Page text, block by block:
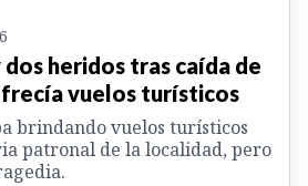
heridos tras caída de
vuelos turísticos
brindando vuelos turísticos
patronal de la localidad, pero